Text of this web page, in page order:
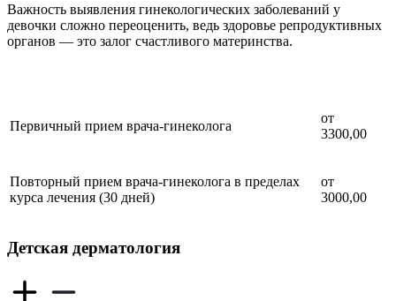
Важность выявления гинекологических заболеваний у
девочки сложно переоценить, ведь здоровье репродуктивных
органов — это залог счастливого материнства.
Первичный прием врача-гинеколога
от
3300,00
Повторный прием врача-гинеколога в пределах
курса лечения (30 дней)
от
3000,00
Детская дерматология